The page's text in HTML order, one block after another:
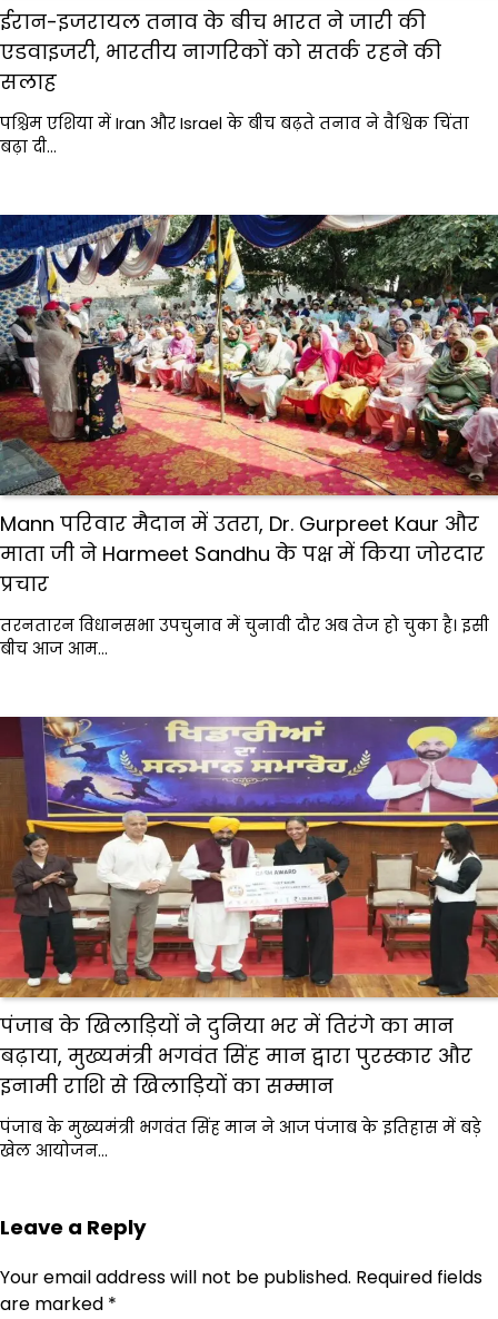
ईरान-इजरायल तनाव के बीच भारत ने जारी की
एडवाइजरी, भारतीय नागरिकों को सतर्क रहने की
सलाह
पश्चिम एशिया में Iran और Israel के बीच बढ़ते तनाव ने वैश्विक चिंता
बढ़ा दी…
Mann परिवार मैदान में उतरा, Dr. Gurpreet Kaur और
माता जी ने Harmeet Sandhu के पक्ष में किया जोरदार
प्रचार
तरनतारन विधानसभा उपचुनाव में चुनावी दौर अब तेज हो चुका है। इसी
बीच आज आम…
पंजाब के खिलाड़ियों ने दुनिया भर में तिरंगे का मान
बढ़ाया, मुख्यमंत्री भगवंत सिंह मान द्वारा पुरस्कार और
इनामी राशि से खिलाड़ियों का सम्मान
पंजाब के मुख्यमंत्री भगवंत सिंह मान ने आज पंजाब के इतिहास में बड़े
खेल आयोजन…
Leave a Reply
Your email address will not be published. Required fields
are marked *